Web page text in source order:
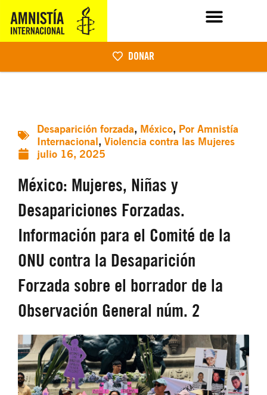
DONAR
Desaparición forzada, México, Por Amnistía
Internacional, Violencia contra las Mujeres
julio 16, 2025
México: Mujeres, Niñas y
Desapariciones Forzadas.
Información para el Comité de la
ONU contra la Desaparición
Forzada sobre el borrador de la
Observación General núm. 2